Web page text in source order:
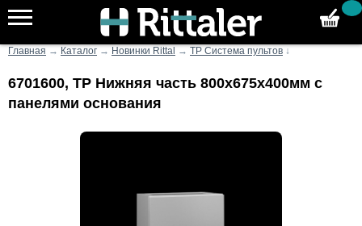
Главная → Каталог → Новинки Rittal → TP Система пультов ↓
6701600, TP Нижняя часть 800x675x400мм с
панелями основания